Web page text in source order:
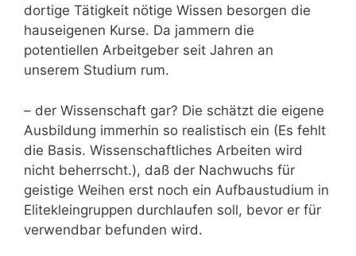
dortige Tätigkeit nötige Wissen besorgen die
hauseigenen Kurse. Da jammern die
potentiellen Arbeitgeber seit Jahren an
unserem Studium rum.
– der Wissenschaft gar? Die schätzt die eigene
Ausbildung immerhin so realistisch ein (Es fehlt
die Basis. Wissenschaftliches Arbeiten wird
nicht beherrscht.), daß der Nachwuchs für
geistige Weihen erst noch ein Aufbaustudium in
Elitekleingruppen durchlaufen soll, bevor er für
verwendbar befunden wird.